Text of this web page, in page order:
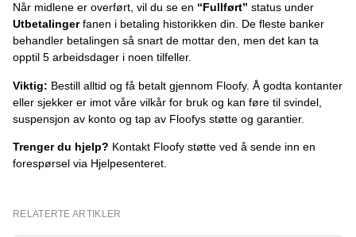
Når midlene er overført, vil du se en “Fullført” status under
Utbetalingerfanen i betaling historikken din. De fleste banker
behandler betalingen så snart de mottar den, men det kan ta
opptil 5 arbeidsdager i noen tilfeller.
Viktig: Bestill alltid og få betalt gjennom Floofy. Å godta kontanter
eller sjekker er imot våre vilkår for bruk og kan føre til svindel,
suspensjon av konto og tap av Floofys støtte og garantier.
Trenger du hjelp? Kontakt Floofy støtte ved å sende inn en
forespørsel via Hjelpesenteret.
RELATERTE ARTIKLER